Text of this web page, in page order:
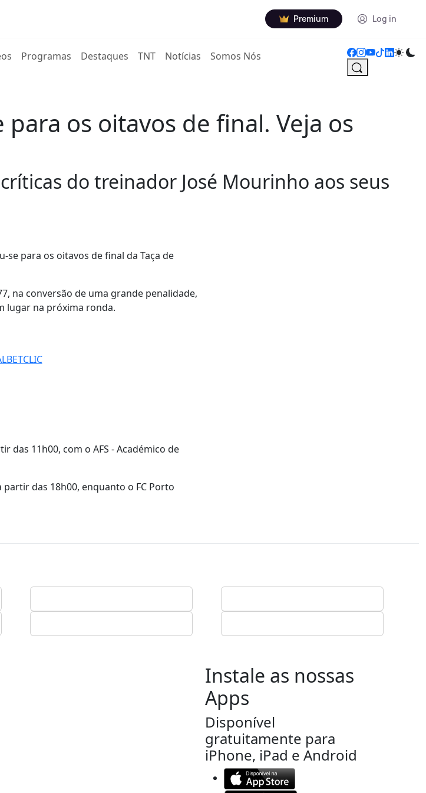
Premium Log in
Programas Destaques TNT Notícias Somos Nós
os oitavos de final. Veja os
do treinador José Mourinho aos seus
se para os oitavos de final da Taça de
na conversão de uma grande penalidade,
lugar na próxima ronda.
das 11h00, com o AFS - Académico de
das 18h00, enquanto o FC Porto
Instale as nossas
Apps
Disponível
gratuitamente para
iPhone, iPad e Android